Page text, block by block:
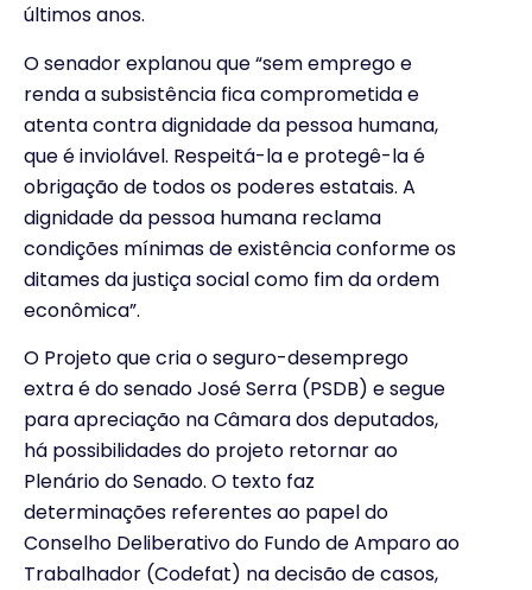
últimos anos.
O senador explanou que “sem emprego e
renda a subsistência fica comprometida e
atenta contra dignidade da pessoa humana,
que é inviolável. Respeitá-la e protegê-la é
obrigação de todos os poderes estatais. A
dignidade da pessoa humana reclama
condições mínimas de existência conforme os
ditames da justiça social como fim da ordem
econômica”.
O Projeto que cria o seguro-desemprego
extra é do senado José Serra (PSDB) e segue
para apreciação na Câmara dos deputados,
há possibilidades do projeto retornar ao
Plenário do Senado. O texto faz
determinações referentes ao papel do
Conselho Deliberativo do Fundo de Amparo ao
Trabalhador (Codefat) na decisão de casos,